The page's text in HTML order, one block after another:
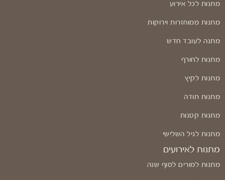
מתנות לכל אירוע
מתנות ממוחזרות וירוקות
מתנה לעובד חדש
מתנות לחורף
מתנות לקיץ
מתנות תודה
מתנות קטנות
מתנות לגיל השלישי
מתנות לאירועים
מתנות למורים לסוף שנה